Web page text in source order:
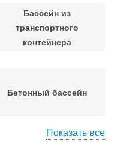
Бассейн из
транспортного
контейнера
Бетонный бассейн
Показать все